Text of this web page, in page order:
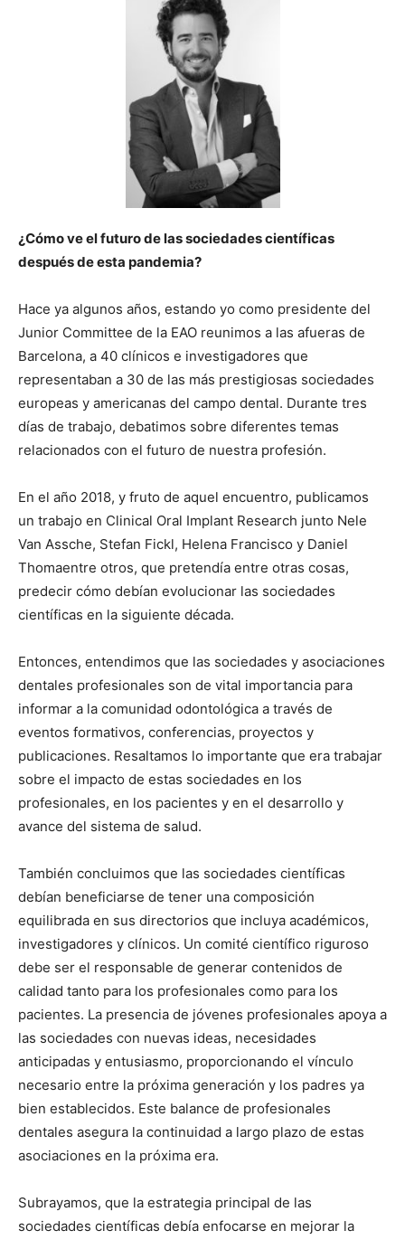
¿Cómo ve el futuro de las sociedades científicas
después de esta pandemia?
Hace ya algunos años, estando yo como presidente del
Junior Committee de la EAO reunimos a las afueras de
Barcelona, a 40 clínicos e investigadores que
representaban a 30 de las más prestigiosas sociedades
europeas y americanas del campo dental. Durante tres
días de trabajo, debatimos sobre diferentes temas
relacionados con el futuro de nuestra profesión.
En el año 2018, y fruto de aquel encuentro, publicamos
un trabajo en Clinical Oral Implant Research junto Nele
Van Assche, Stefan Fickl, Helena Francisco y Daniel
Thomaentre otros, que pretendía entre otras cosas,
predecir cómo debían evolucionar las sociedades
científicas en la siguiente década.
Entonces, entendimos que las sociedades y asociaciones
dentales profesionales son de vital importancia para
informar a la comunidad odontológica a través de
eventos formativos, conferencias, proyectos y
publicaciones. Resaltamos lo importante que era trabajar
sobre el impacto de estas sociedades en los
profesionales, en los pacientes y en el desarrollo y
avance del sistema de salud.
También concluimos que las sociedades científicas
debían beneficiarse de tener una composición
equilibrada en sus directorios que incluya académicos,
investigadores y clínicos. Un comité científico riguroso
debe ser el responsable de generar contenidos de
calidad tanto para los profesionales como para los
pacientes. La presencia de jóvenes profesionales apoya a
las sociedades con nuevas ideas, necesidades
anticipadas y entusiasmo, proporcionando el vínculo
necesario entre la próxima generación y los padres ya
bien establecidos. Este balance de profesionales
dentales asegura la continuidad a largo plazo de estas
asociaciones en la próxima era.
Subrayamos, que la estrategia principal de las
sociedades científicas debía enfocarse en mejorar la